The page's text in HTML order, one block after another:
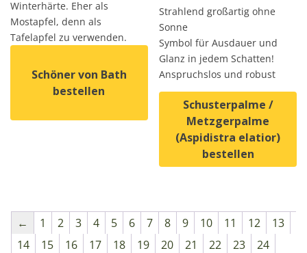
Winterhärte. Eher als
Mostapfel, denn als
Tafelapfel zu verwenden.
Schöner von Bath
bestellen
Dieses Produkt weist mehrere Varianten auf. Die
Strahlend großartig ohne
Sonne
Symbol für Ausdauer und
Glanz in jedem Schatten!
Anspruchslos und robust
Schusterpalme /
Metzgerpalme
(Aspidistra elatior)
bestellen
← 1 2 3 4 5 6 7 8 9 10 11 12
13
14
15 16 17 18 19 20 21 22 23
24